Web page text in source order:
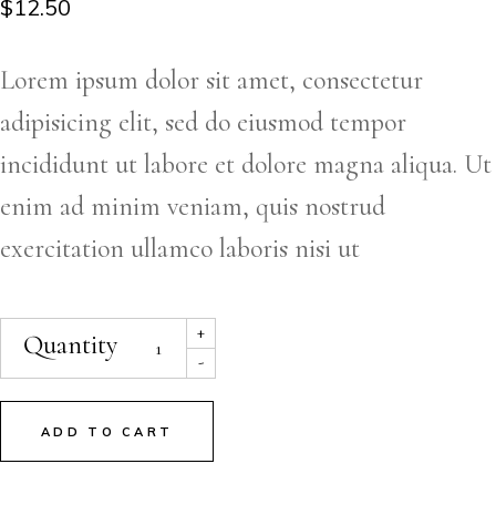
$12.50
Lorem ipsum dolor sit amet, consectetur
adipisicing elit, sed do eiusmod tempor
incididunt ut labore et dolore magna aliqua. Ut
enim ad minim veniam, quis nostrud
exercitation ullamco laboris nisi ut
-
Quantity +
ADD TO CART